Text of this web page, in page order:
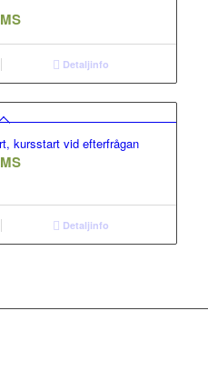
Detaljinfo
kursstart vid efterfrågan
Detaljinfo